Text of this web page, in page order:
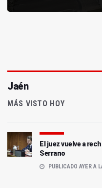
Jaén
MÁS VISTO HOY
El juez vuelve a
Serrano
PUBLICADO AYER A